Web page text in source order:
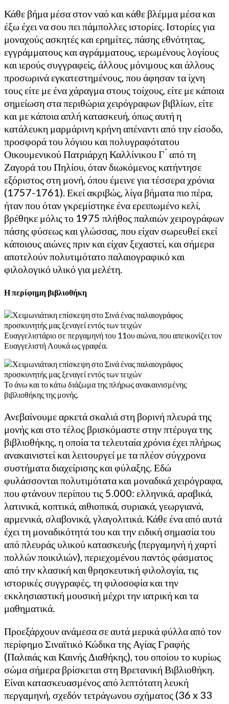
Κάθε βήμα μέσα στον ναό και κάθε βλέμμα μέσα και
έξω έχει να σου πει πάμπολλες ιστορίες. Ιστορίες για
μοναχούς ασκητές και ερημίτες, πάσης εθνότητας,
εγγράμματους και αγράμματους, ιερωμένους λογίους
και ιερούς συγγραφείς, άλλους μόνιμους και άλλους
προσωρινά εγκατεστημένους, που άφησαν τα ίχνη
τους είτε με ένα χάραγμα στους τοίχους, είτε με κάποια
σημείωση στα περιθώρια χειρόγραφων βιβλίων, είτε
και με κάποια απλή κατασκευή, όπως αυτή η
κατάλευκη μαρμάρινη κρήνη απέναντι από την είσοδο,
προσφορά του λόγιου και πολυγραφότατου
Οικουμενικού Πατριάρχη Καλλίνικου Γ ́ από τη
Ζαγορά του Πηλίου, όταν διωκόμενος κατήντησε
εξόριστος στη μονή, όπου έμεινε για τέσσερα χρόνια
(1757-1761). Εκεί ακριβώς, λίγα βήματα πιο πέρα,
ήταν που όταν γκρεμίστηκε ένα ερειπωμένο κελί,
βρέθηκε μόλις το 1975 πλήθος παλαιών χειρογράφων
πάσης φύσεως και γλώσσας, που είχαν σωρευθεί εκεί
κάποιους αιώνες πριν και είχαν ξεχαστεί, και σήμερα
αποτελούν πολυτιμότατο παλαιογραφικό και
φιλολογικό υλικό για μελέτη.
Η περίφημη βιβλιοθήκη
Ευαγγελιστάριο σε περγαμηνή του 11ου αιώνα, που απεικονίζει τον
Ευαγγελιστή Λουκά ως γραφέα.
Το άνω και το κάτω διάζωμα της πλήρως ανακαινισμένης
βιβλιοθήκης της μονής.
Ανεβαίνουμε αρκετά σκαλιά στη βορινή πλευρά της
μονής και στο τέλος βρισκόμαστε στην πτέρυγα της
βιβλιοθήκης, η οποία τα τελευταία χρόνια έχει πλήρως
ανακαινιστεί και λειτουργεί με τα πλέον σύγχρονα
συστήματα διαχείρισης και φύλαξης. Εδώ
φυλάσσονται πολυτιμότατα και μοναδικά χειρόγραφα,
που φτάνουν περίπου τις 5.000: ελληνικά, αραβικά,
λατινικά, κοπτικά, αιθιοπικά, συριακά, γεωργιανά,
αρμενικά, σλαβονικά, γλαγολιτικά. Κάθε ένα από αυτά
έχει τη μοναδικότητά του και την ειδική σημασία του
από πλευράς υλικού κατασκευής (περγαμηνή ή χαρτί
πολλών ποικιλιών), περιεχομένου παντός φάσματος
από την κλασική και θρησκευτική φιλολογία, τις
ιστορικές συγγραφές, τη φιλοσοφία και την
εκκλησιαστική μουσική μέχρι την ιατρική και τα
μαθηματικά.
Προεξάρχουν ανάμεσα σε αυτά μερικά φύλλα από τον
περίφημο Σιναϊτικό Κώδικα της Αγίας Γραφής
(Παλαιάς και Καινής Διαθήκης), του οποίου το κυρίως
σώμα σήμερα βρίσκεται στη Βρετανική Βιβλιοθήκη.
Είναι κατασκευασμένος από λεπτότατη λευκή
περγαμηνή, σχεδόν τετράγωνου σχήματος (36 x 33